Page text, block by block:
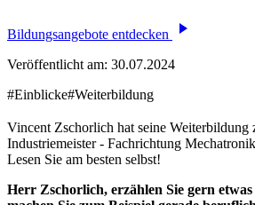
Bildungsangebote entdecken
Veröffentlicht am: 30.07.2024
#Einblicke#Weiterbildung
Vincent Zschorlich hat seine Weiterbildung
Industriemeister - Fachrichtung
Lesen Sie am besten selbst!
Herr Zschorlich, erzählen Sie gern